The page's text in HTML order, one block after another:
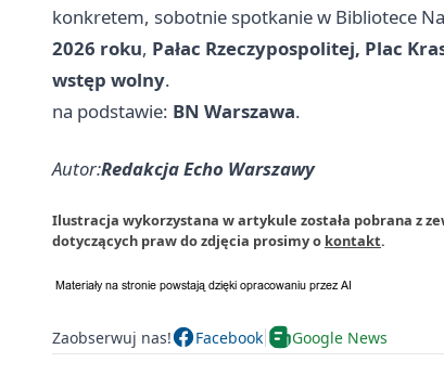
konkretem, sobotnie spotkanie w Bibliotece
2026 roku, Pałac Rzeczypospolitej, Plac
wstęp wolny.
na podstawie: BN Warszawa.
Autor:Redakcja Echo Warszawy
Ilustracja wykorzystana w artykule została pobrana z
dotyczących praw do zdjęcia prosimy o kontakt.
Zaobserwuj nas! Facebook Google News